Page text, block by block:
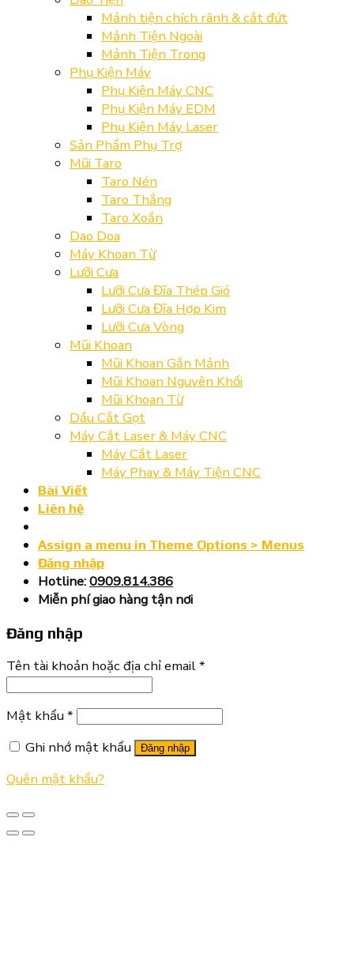
Mảnh tiện chích rãnh & cắt đứt
Mảnh Tiện Ngoài
Mảnh Tiện Trong
Phụ Kiện Máy
Phụ Kiện Máy CNC
Phụ Kiện Máy EDM
Phụ Kiện Máy Laser
Sản Phẩm Phụ Trợ
Mũi Taro
Taro Nén
Taro Thẳng
Taro Xoắn
Dao Doa
Máy Khoan Từ
Lưỡi Cưa
Lưỡi Cưa Đĩa Thép Gió
Lưỡi Cưa Đĩa Hợp Kim
Lưỡi Cưa Vòng
Mũi Khoan
Mũi Khoan Gắn Mảnh
Mũi Khoan Nguyên Khối
Mũi Khoan Từ
Dầu Cắt Gọt
Máy Cắt Laser & Máy CNC
Máy Cắt Laser
Máy Phay & Máy Tiện CNC
Bài Viết
Liên hệ
Assign a menu in Theme Options > Menus
Đăng nhập
Hotline:0909.814.386
Miễn phí giao hàng tận nơi
Đăng nhập
Tên tài khoản hoặc địa chỉ email*
Mật khẩu *
Ghi nhớ mật khẩu
Đăng nhập
Quên mật khẩu?